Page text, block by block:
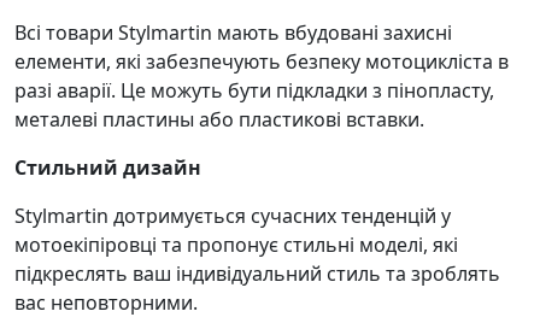
Всі товари Stylmartin мають вбудовані захисні
елементи, які забезпечують безпеку мотоцикліста в
разі аварії. Це можуть бути підкладки з пінопласту,
металеві пластины або пластикові вставки.
Стильний дизайн
Stylmartin дотримується сучасних тенденцій у
мотоекіпіровці та пропонує стильні моделі, які
підкреслять ваш індивідуальний стиль та зроблять
вас неповторними.